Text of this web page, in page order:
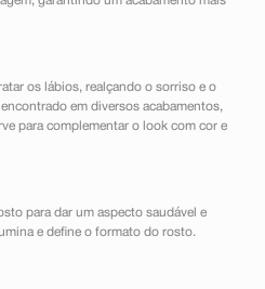
os lábios, realçando o sorriso e o
em diversos acabamentos,
para complementar o look com cor e
para dar um aspecto saudável e
e define o formato do rosto.